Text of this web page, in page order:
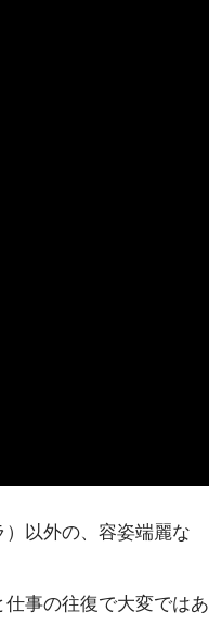
以外の、容姿端麗な
事の往復で大変ではあ